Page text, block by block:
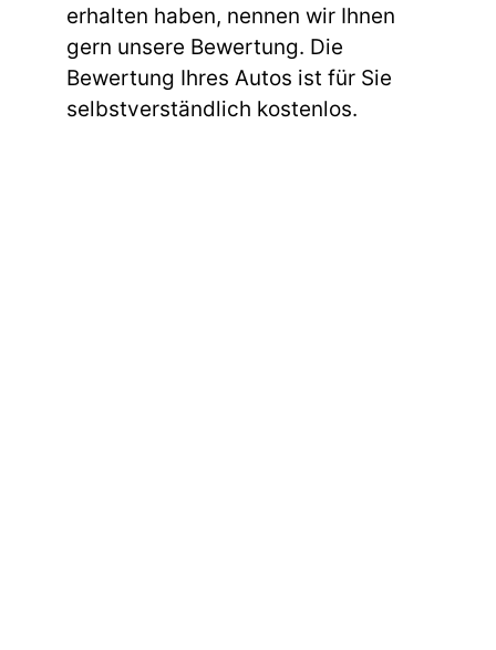
erhalten haben, nennen wir Ihnen
gern unsere Bewertung. Die
Bewertung Ihres Autos ist für Sie
selbstverständlich kostenlos.